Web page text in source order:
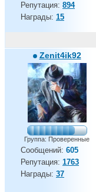
Репутация: 894
Награды: 15
Zenit4ik92
Группа: Проверенные
Сообщений: 605
Репутация: 1763
Награды: 37